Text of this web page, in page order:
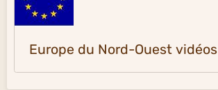
Europe du Nord-Ouest vidéos